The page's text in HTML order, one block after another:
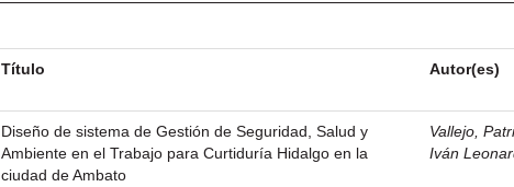
Título Autor(es)
Diseño de sistema de Gestión de Seguridad, Salud y
Ambiente en el Trabajo para Curtiduría Hidalgo en la
ciudad de Ambato
Vallejo,
Iván